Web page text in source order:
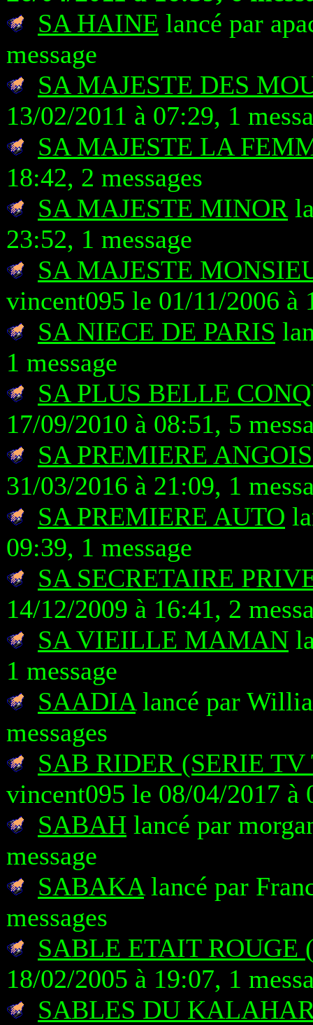
SA HAINE lancé par
message
SA MAJESTE DES
13/02/2011 à 07:29, 1
SA MAJESTE LA
18:42, 2 messages
SA MAJESTE MINOR
23:52, 1 message
SA MAJESTE
vincent095 le 01/11/2006 à
SA NIECE DE PARIS
1 message
SA PLUS BELLE
17/09/2010 à 08:51, 5
SA PREMIERE
31/03/2016 à 21:09, 1
SA PREMIERE AUTO
09:39, 1 message
SA SECRETAIRE
14/12/2009 à 16:41, 2
SA VIEILLE MAMAN
1 message
SAADIAlancé par
messages
SAB RIDER (SERIE
vincent095 le 08/04/2017 à
SABAH lancé par
message
SABAKAlancé par
messages
SABLE ETAIT ROUGE
18/02/2005 à 19:07, 1
SABLES DU